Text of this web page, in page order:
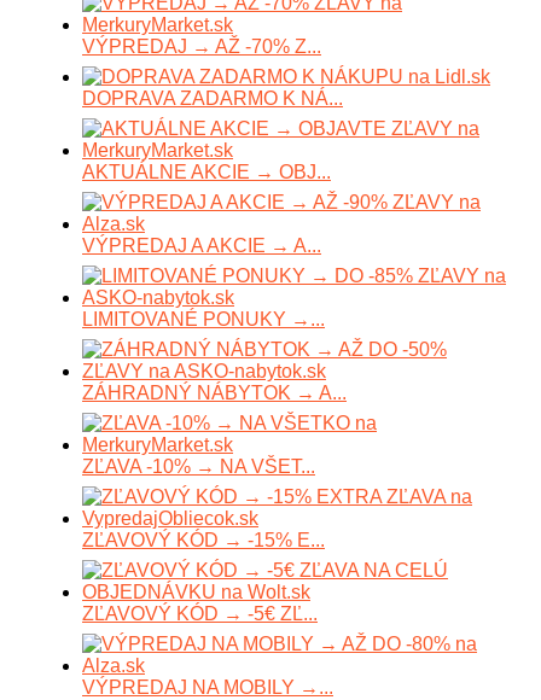
VÝPREDAJ → AŽ -70% Z...
DOPRAVA ZADARMO K NÁ...
AKTUÁLNE AKCIE → OBJ...
VÝPREDAJ A AKCIE → A...
LIMITOVANÉ PONUKY →...
ZÁHRADNÝ NÁBYTOK → A...
ZĽAVA -10% → NA VŠET...
ZĽAVOVÝ KÓD → -15% E...
ZĽAVOVÝ KÓD → -5€ ZĽ...
VÝPREDAJ NA MOBILY →...